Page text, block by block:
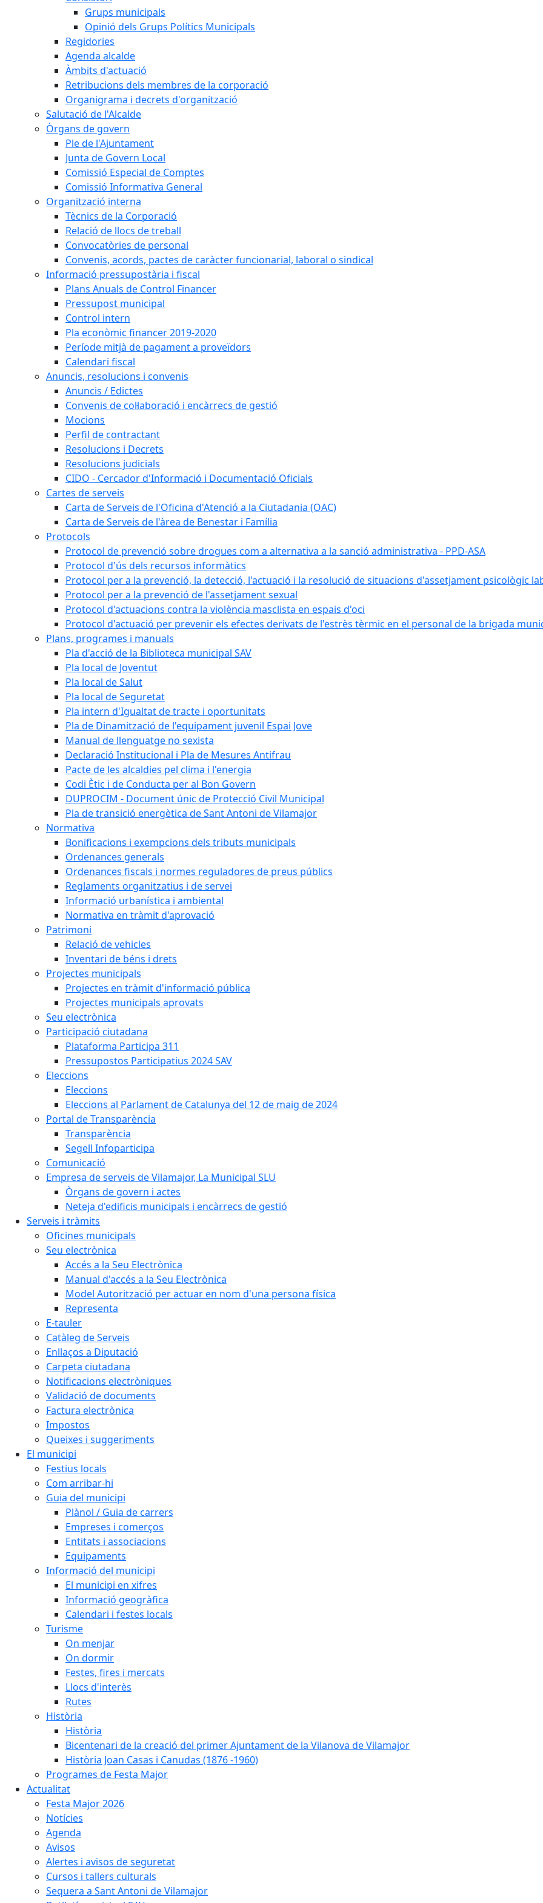
Grups municipals
Opinió dels Grups Polítics Municipals
Regidories
Agenda alcalde
Àmbits d'actuació
Retribucions dels membres de la corporació
Organigrama i decrets d'organització
Salutació de l'Alcalde
Òrgans de govern
Ple de l'Ajuntament
Junta de Govern Local
Comissió Especial de Comptes
Comissió Informativa General
Organització interna
Tècnics de la Corporació
Relació de llocs de treball
Convocatòries de personal
Convenis, acords, pactes de caràcter funcionarial, laboral o sindical
Informació pressupostària i fiscal
Plans Anuals de Control Financer
Pressupost municipal
Control intern
Pla econòmic financer 2019-2020
Període mitjà de pagament a proveïdors
Calendari fiscal
Anuncis, resolucions i convenis
Anuncis / Edictes
Convenis de col·laboració i encàrrecs de gestió
Mocions
Perfil de contractant
Resolucions i Decrets
Resolucions judicials
CIDO - Cercador d'Informació i Documentació Oficials
Cartes de serveis
Carta de Serveis de l'Oficina d'Atenció a la Ciutadania (OAC)
Carta de Serveis de l'àrea de Benestar i Família
Protocols
Protocol de prevenció sobre drogues com a alternativa a la sanció administrativa - PPD-ASA
Protocol d'ús dels recursos informàtics
Protocol per a la prevenció, la detecció, l'actuació i la resolució de situacions d'assetjament psicològic
Protocol per a la prevenció de l'assetjament sexual
Protocol d'actuacions contra la violència masclista en espais d'oci
Protocol d'actuació per prevenir els efectes derivats de l'estrès tèrmic en el personal de la brigada
Plans, programes i manuals
Pla d'acció de la Biblioteca municipal SAV
Pla local de Joventut
Pla local de Salut
Pla local de Seguretat
Pla intern d'Igualtat de tracte i oportunitats
Pla de Dinamització de l'equipament juvenil Espai Jove
Manual de llenguatge no sexista
Declaració Institucional i Pla de Mesures Antifrau
Pacte de les alcaldies pel clima i l'energia
Codi Ètic i de Conducta per al Bon Govern
DUPROCIM - Document únic de Protecció Civil Municipal
Pla de transició energètica de Sant Antoni de Vilamajor
Normativa
Bonificacions i exempcions dels tributs municipals
Ordenances generals
Ordenances fiscals i normes reguladores de preus públics
Reglaments organitzatius i de servei
Informació urbanística i ambiental
Normativa en tràmit d'aprovació
Patrimoni
Relació de vehicles
Inventari de béns i drets
Projectes municipals
Projectes en tràmit d'informació pública
Projectes municipals aprovats
Seu electrònica
Participació ciutadana
Plataforma Participa 311
Pressupostos Participatius 2024 SAV
Eleccions
Eleccions
Eleccions al Parlament de Catalunya del 12 de maig de 2024
Portal de Transparència
Transparència
Segell Infoparticipa
Comunicació
Empresa de serveis de Vilamajor, La Municipal SLU
Òrgans de govern i actes
Neteja d'edificis municipals i encàrrecs de gestió
Serveis i tràmits
Oficines municipals
Seu electrònica
Accés a la Seu Electrònica
Manual d'accés a la Seu Electrònica
Model Autorització per actuar en nom d'una persona física
Representa
E-tauler
Catàleg de Serveis
Enllaços a Diputació
Carpeta ciutadana
Notificacions electròniques
Validació de documents
Factura electrònica
Impostos
Queixes i suggeriments
El municipi
Festius locals
Com arribar-hi
Guia del municipi
Plànol / Guia de carrers
Empreses i comerços
Entitats i associacions
Equipaments
Informació del municipi
El municipi en xifres
Informació geogràfica
Calendari i festes locals
Turisme
On menjar
On dormir
Festes, fires i mercats
Llocs d'interès
Rutes
Història
Història
Bicentenari de la creació del primer Ajuntament de la Vilanova de Vilamajor
Història Joan Casas i Canudas (1876 -1960)
Programes de Festa Major
Actualitat
Festa Major 2026
Notícies
Agenda
Avisos
Alertes i avisos de seguretat
Cursos i tallers culturals
Sequera a Sant Antoni de Vilamajor